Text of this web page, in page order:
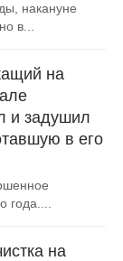
накануне
в...
на
и задушил
в его
на